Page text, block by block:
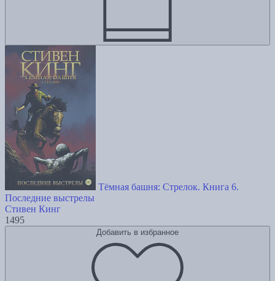
Тёмная башня: Стрелок. Книга 6.
Последние выстрелы
Стивен Кинг
1495
Добавить в избранное